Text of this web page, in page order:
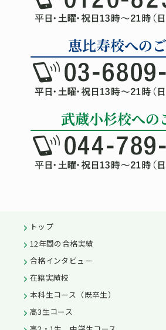
トップ
12年間の合格実績
合格インタビュー
在籍実績校
本科生コース（既卒生）
高3生コース